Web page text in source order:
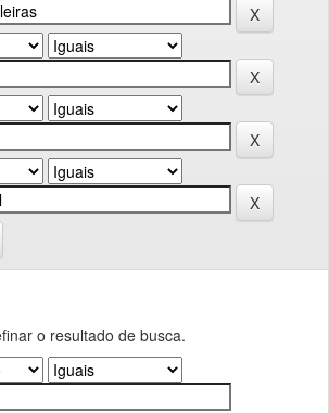
o resultado de busca.